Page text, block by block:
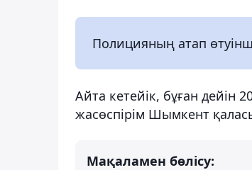
Полицияның атап
Айта кетейік, бұған дейін
жасөспірім Шымкент
Мақаламен бөлісу: